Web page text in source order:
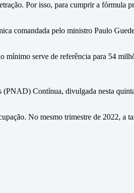
Por isso, para cumprir a fórmula
comandada pelo ministro Paulo
serve de referência para 54
(PNAD) Contínua, divulgada nesta
No mesmo trimestre de 2022, a